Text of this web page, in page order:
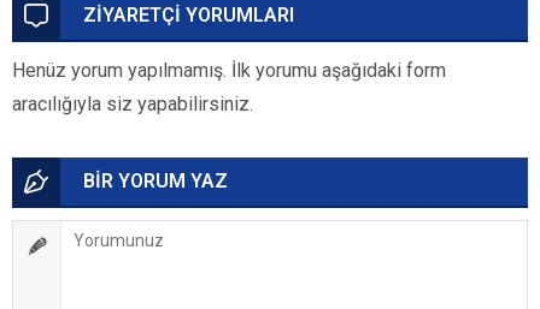
ZİYARETÇİ YORUMLARI
Henüz yorum yapılmamış. İlk yorumu aşağıdaki form
aracılığıyla siz yapabilirsiniz.
BİR YORUM YAZ